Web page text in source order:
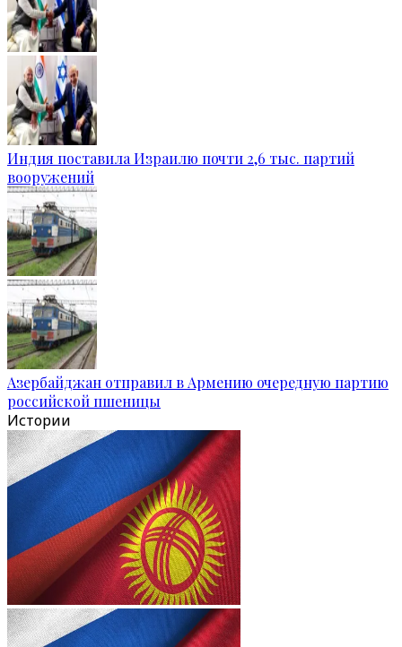
Индия поставила Израилю почти 2,6 тыс. партий
вооружений
Азербайджан отправил в Армению очередную партию
российской пшеницы
Истории